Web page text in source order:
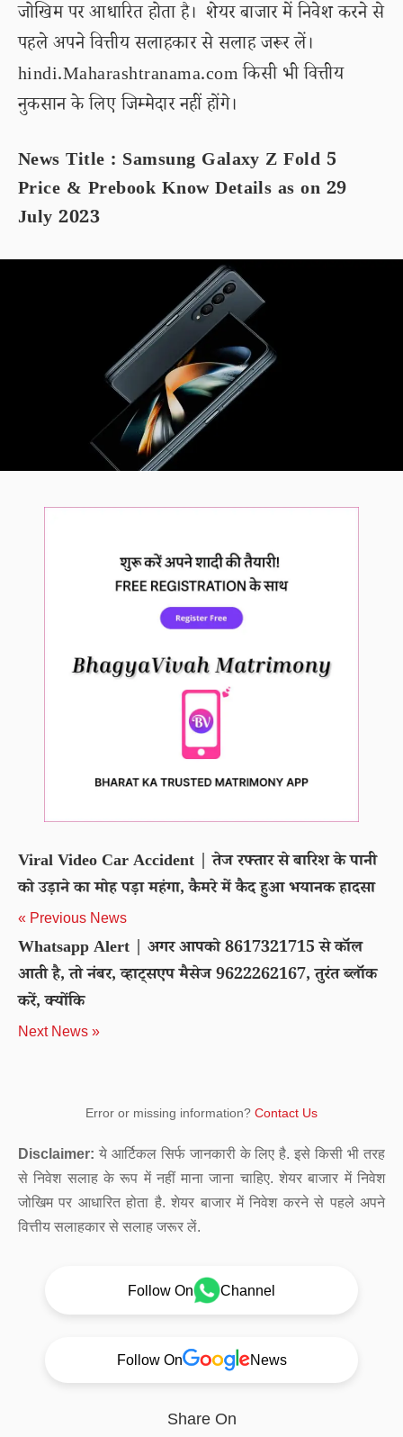
जोखिम पर आधारित होता है। शेयर बाजार में निवेश करने से
पहले अपने वित्तीय सलाहकार से सलाह जरूर लें।
hindi.Maharashtranama.com किसी भी वित्तीय
नुकसान के लिए जिम्मेदार नहीं होंगे।
News Title : Samsung Galaxy Z Fold 5
Price & Prebook Know Details as on 29
July 2023
Viral Video Car Accident | तेज रफ्तार से बारिश के पानी
को उड़ाने का मोह पड़ा महंगा, कैमरे में कैद हुआ भयानक हादसा
« Previous News
Whatsapp Alert | अगर आपको 8617321715 से कॉल
आती है, तो नंबर, व्हाट्सएप मैसेज 9622262167, तुरंत ब्लॉक
करें, क्योंकि
Next News »
Error or missing information? Contact Us
Disclaimer: ये आर्टिकल सिर्फ जानकारी के लिए है. इसे किसी भी तरह
से निवेश सलाह के रूप में नहीं माना जाना चाहिए. शेयर बाजार में निवेश
जोखिम पर आधारित होता है. शेयर बाजार में निवेश करने से पहले अपने
वित्तीय सलाहकार से सलाह जरूर लें.
Follow On Channel
Follow On News
Share On